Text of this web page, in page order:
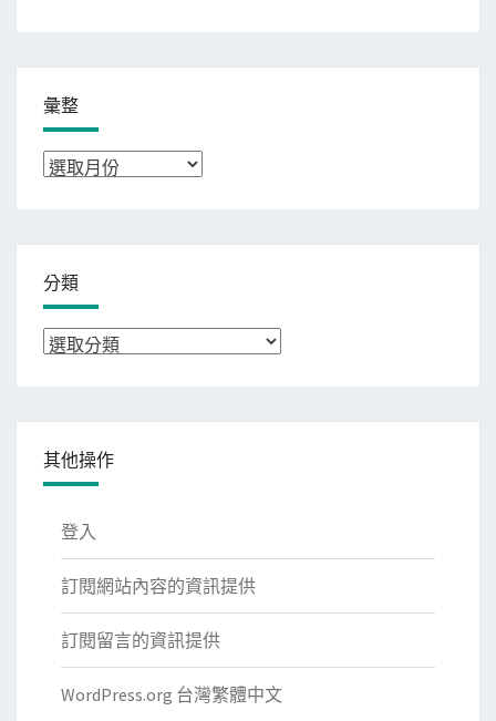
彙整
彙
分類
分
其他操作
登入
訂閱網站內容的資訊提供
訂閱留言的資訊提供
WordPress.org 台灣繁體中文